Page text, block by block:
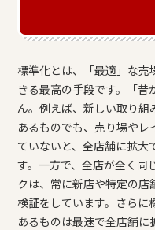
標準化とは、「最適」な
きる最高の手段です。「
ん。例えば、新しい取り組
あるものでも、売り場や
ていないと、全店舗に拡大
す。一方で、全店が全く同
クは、常に新店や特定の
検証をしています。さらに
あるものは最速で全店舗